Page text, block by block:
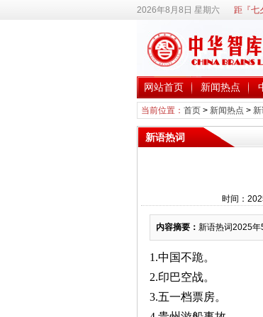
2026年8月8日 星期六 距『七
网站首页 新闻热点
当前位置： 首页> 新闻热点 >
新语热词
时间：
内容摘要： 新语热词2025年
1.中国不跪。
2.印巴空战。
3.五一档票房。